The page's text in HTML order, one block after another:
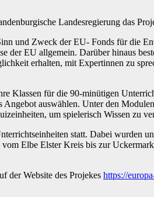
Landesregierung das
und Zweck derEU- Fonds für die
der EU allgemein. Darüber hinaus
erhalten, mit Expertinnen zu
Klassen für die 90-minütigen
Angebot auswählen. Unter den
um spielerisch Wissen zu
statt. Dabei wurden
Elbe Elster Kreis bis zur
der Website des Projekes https://